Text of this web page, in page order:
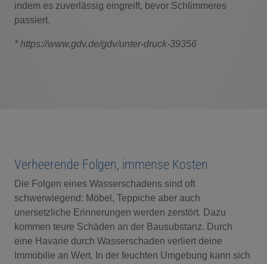
indem es zuverlässig eingreift, bevor Schlimmeres
passiert.
*https://www.gdv.de/gdv/unter-druck-39356
Verheerende Folgen, immense Kosten
Die Folgen eines Wasserschadens sind oft
schwerwiegend: Möbel, Teppiche aber auch
unersetzliche Erinnerungen werden zerstört. Dazu
kommen teure Schäden an der Bausubstanz. Durch
eine Havarie durch Wasserschaden verliert deine
Immobilie an Wert. In der feuchten Umgebung kann sich